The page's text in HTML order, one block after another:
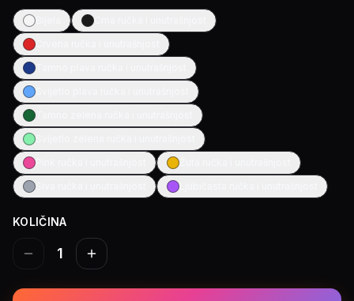
KOLIČINA
1